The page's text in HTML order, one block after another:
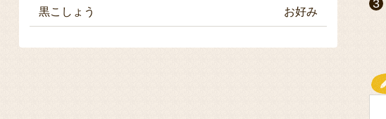
黒こしょう お好み